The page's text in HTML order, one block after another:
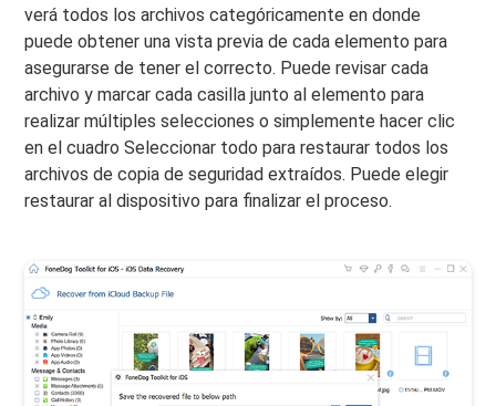
verá todos los archivos categóricamente en donde
puede obtener una vista previa de cada elemento para
asegurarse de tener el correcto. Puede revisar cada
archivo y marcar cada casilla junto al elemento para
realizar múltiples selecciones o simplemente hacer clic
en el cuadro Seleccionar todo para restaurar todos los
archivos de copia de seguridad extraídos. Puede elegir
restaurar al dispositivo para finalizar el proceso.